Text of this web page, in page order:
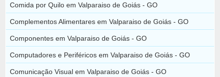
Comida por Quilo em Valparaiso de Goiás - GO
Complementos Alimentares em Valparaiso de Goiás - GO
Componentes em Valparaiso de Goiás - GO
Computadores e Periféricos em Valparaiso de Goiás - GO
Comunicação Visual em Valparaiso de Goiás - GO